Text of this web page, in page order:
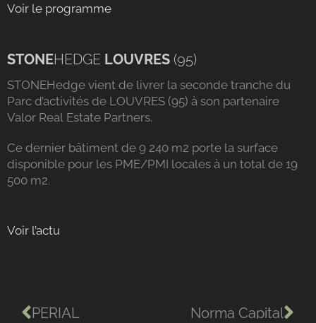
Voir le programme
STONEHEDGE LOUVRES (95)
STONEHedge vient de livrer la seconde tranche du
Parc d’activités de LOUVRES (95) à son partenaire
Valor Real Estate Partners.
Ce dernier bâtiment de 9 240 m2 porte la surface
disponible pour les PME/PMI locales à un total de 19
500 m2.
Voir l’actu
PERIAL Norma Capital